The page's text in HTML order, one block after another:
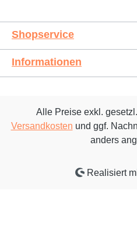
Shopservice
Informationen
Alle Preise exkl.
Versandkosten und ggf.
anders
Realisiert